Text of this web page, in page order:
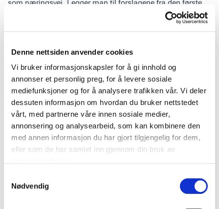
Denne nettsiden anvender cookies
Vi bruker informasjonskapsler for å gi innhold og
annonser et personlig preg, for å levere sosiale
mediefunksjoner og for å analysere trafikken vår. Vi deler
dessuten informasjon om hvordan du bruker nettstedet
vårt, med partnerne våre innen sosiale medier,
annonsering og analysearbeid, som kan kombinere den
med annen informasjon du har gjort tilgjengelig for dem,
eller som de har samlet inn gjennom din bruk av
Nødvendig
som næringsvei. Legger man til forslagene fra den første
delrapport om å gi leier muligheten til å kunne si opp når
som helst og ikke minst en rett for leier til å forlenge
investeringslyst igjen for boligutleie.
– Det skal visst være fritt frem for leietaker på leielengde,
valg av husregler, bomiljøtiltak og endringer i leid bolig
mens utleier skal ta all risiko og hele regningen.
Lovforslaget minner om en total takeover – til fordel for
leietaker. De profesjonelle selger seg allerede ut av
sektoren fordi de ikke er lønnsomt med dagens
rammebetingelser. Lovforslaget vil være selve spikeren i
kista for økt andel profesjonelle i markedet hvis det blir
Ubalansen går til syvende og sist